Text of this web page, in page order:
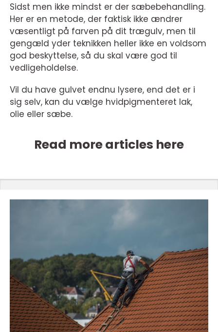
Sidst men ikke mindst er der sæbebehandling.
Her er en metode, der faktisk ikke ændrer
væsentligt på farven på dit trægulv, men til
gengæld yder teknikken heller ikke en voldsom
god beskyttelse, så du skal være god til
vedligeholdelse.
Vil du have gulvet endnu lysere, end det er i
sig selv, kan du vælge hvidpigmenteret lak,
olie eller sæbe.
Read more articles here